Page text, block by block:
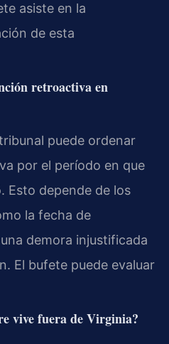
asiste en la
de esta
retroactiva en
puede ordenar
por el período en que
Esto depende de los
la fecha de
demora injustificada
El bufete puede evaluar
vive fuera de Virginia?